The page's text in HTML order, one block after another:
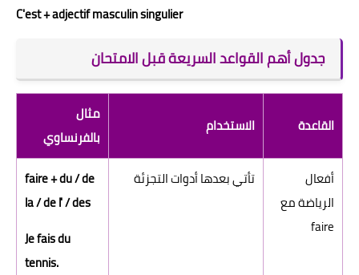
C'est + adjectif masculin singulier
جدول أهم القواعد السريعة قبل الامتحان
القاعدة الاستخدام
مثال
بالفرنساوي
أفعال
الرياضة مع
faire
تأتي بعدها أدوات التجزئة
faire + du / de
la / de l' / des
Je fais du
tennis.